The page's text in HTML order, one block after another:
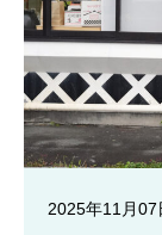
2025年11月07